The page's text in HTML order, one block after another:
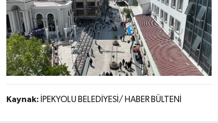
Kaynak: İPEKYOLU BELEDİYESİ/ HABER BÜLTENİ